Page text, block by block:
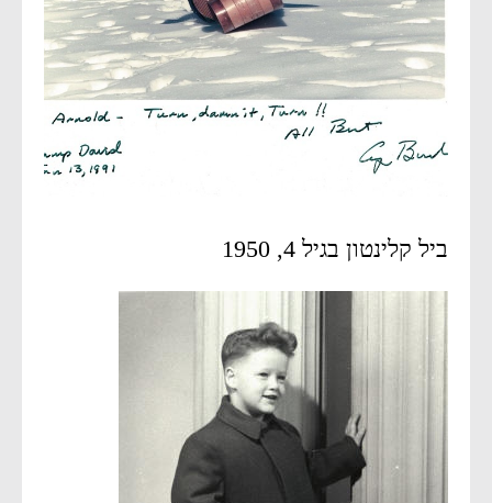
ביל קלינטון בגיל 4, 1950